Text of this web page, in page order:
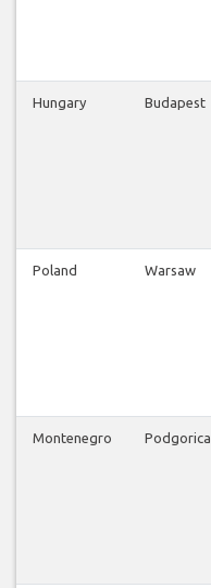
Hungary Budapest
Poland Warsaw
Montenegro Podgorica